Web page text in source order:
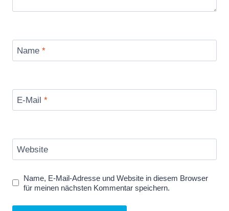
Name *
E-Mail *
Website
Name, E-Mail-Adresse und Website in diesem Browser
für meinen nächsten Kommentar speichern.